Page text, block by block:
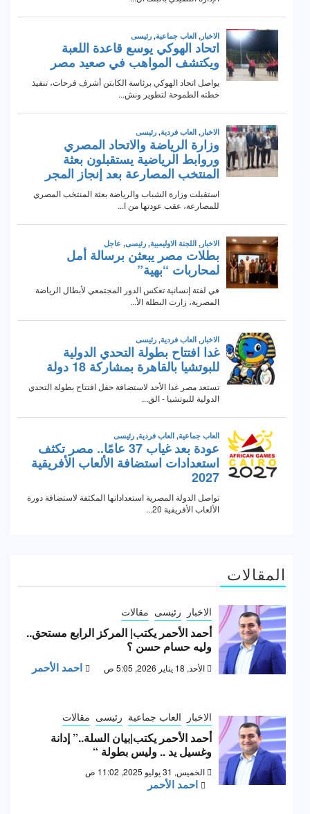
المقالات
الاخبار رئيسى مقالات
أحمد الأحمر يكتب| المركز الرابع مستحق..
وليه حسام حسن ؟
الأحد, 18 يناير 2026, 5:05 ص احمد الأحمر
الاخبار العاب جماعية رئيسى مقالات
أحمد الأحمر يكتب|بيان السلة..” إدانة
وغسيل يد .. وليس بطولة “
الخميس, 31 يوليو 2025, 11:02 ص
احمد الأحمر